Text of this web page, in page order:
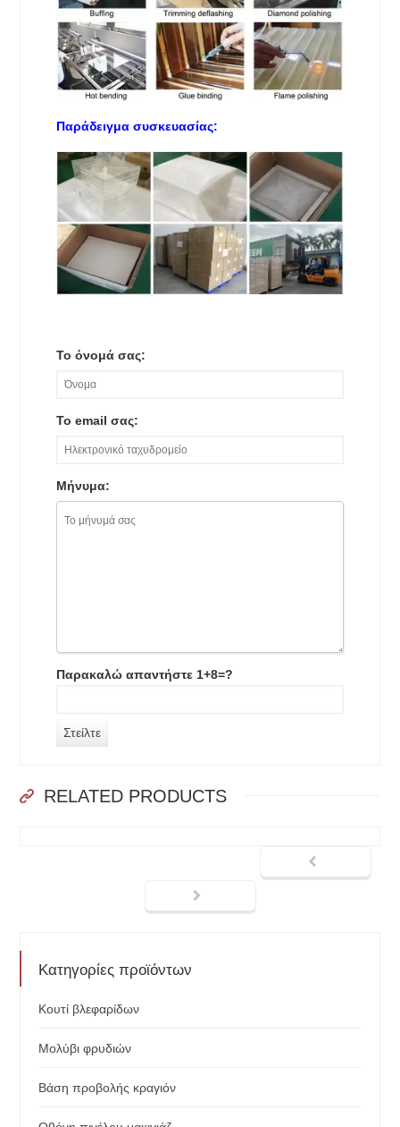
Παράδειγμα συσκευασίας:
Το όνομά σας:
Το email σας:
Μήνυμα:
Παρακαλώ απαντήστε 1+8=?
RELATED PRODUCTS
Κατηγορίες προϊόντων
Κουτί βλεφαρίδων
Μολύβι φρυδιών
Βάση προβολής κραγιόν